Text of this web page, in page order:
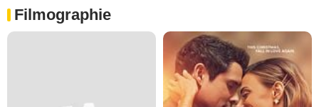
Filmographie